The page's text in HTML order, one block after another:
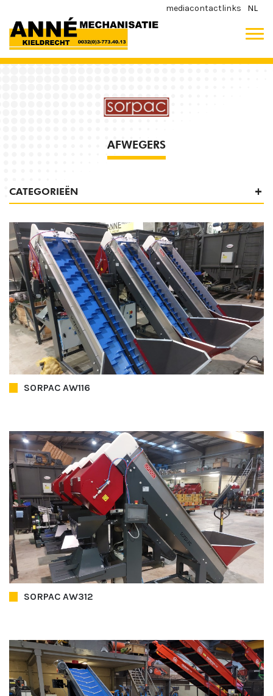
mediacontactlinks NL
AFWEGERS
CATEGORIEËN
SORPAC AW116
SORPAC AW312